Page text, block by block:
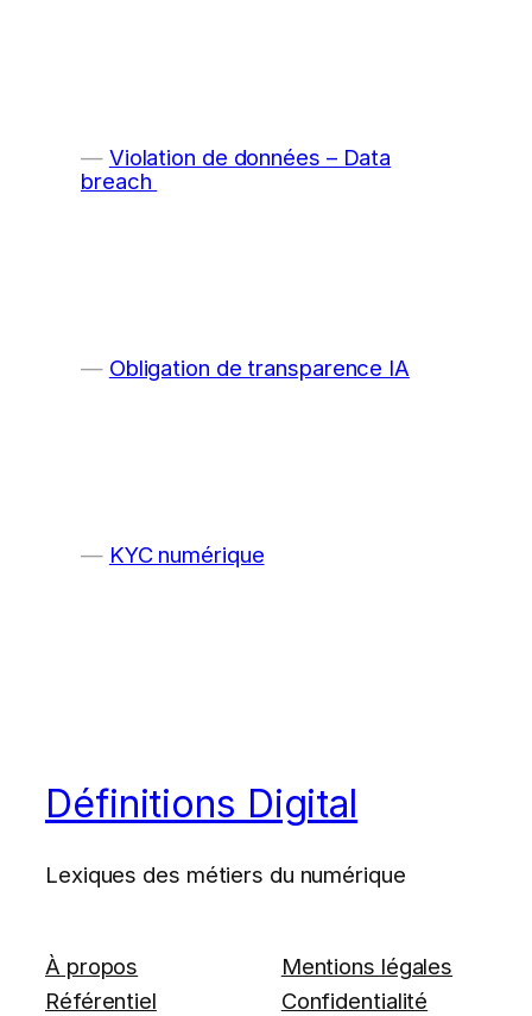
Violation de données – Data
breach
Obligation de transparence IA
KYC numérique
Définitions Digital
Lexiques des métiers du numérique
À propos
Référentiel
Mentions légales
Confidentialité